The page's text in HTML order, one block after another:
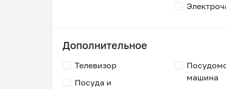
Дополнительное
Телевизор
Посуда и
машина